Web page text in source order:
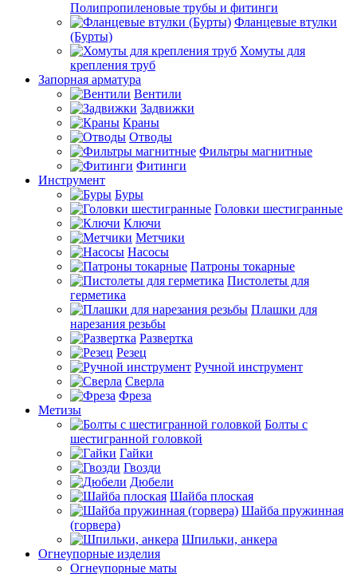
Полипропиленовые трубы и фитинги
Фланцевые втулки
(Бурты)
Хомуты для
крепления труб
Запорная арматура
Вентили
Задвижки
Краны
Отводы
Фильтры магнитные
Фитинги
Инструмент
Буры
Головки шестигранные
Ключи
Метчики
Насосы
Патроны токарные
Пистолеты для
герметика
Плашки для
нарезания резьбы
Развертка
Резец
Ручной инструмент
Сверла
Фреза
Метизы
Болты с
шестигранной головкой
Гайки
Гвозди
Дюбели
Шайба плоская
Шайба пружинная
(горвера)
Шпильки, анкера
Огнеупорные изделия
Огнеупорные маты